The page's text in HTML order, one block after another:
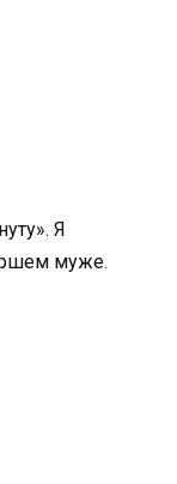
Я
муже.